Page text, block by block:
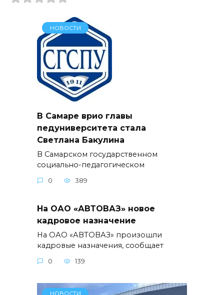
НОВОСТИ
В Самаре врио главы
педуниверситета стала
Светлана Бакулина
В Самарском государственном
социально-педагогическом
0 389
На ОАО «АВТОВАЗ» новое
кадровое назначение
На ОАО «АВТОВАЗ» произошли
кадровые назначения, сообщает
0 139